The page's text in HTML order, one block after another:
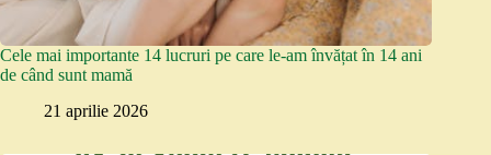
Cele mai importante 14 lucruri pe care le-am învățat în 14 ani
de când sunt mamă
21 aprilie 2026